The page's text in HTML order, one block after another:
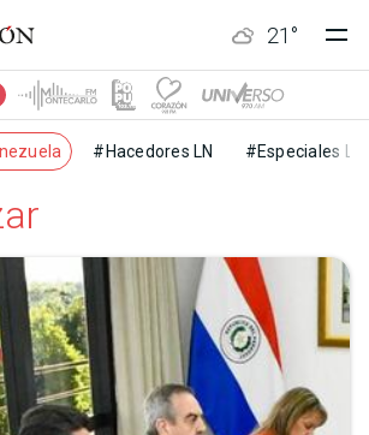
21 °
#Hacedores LN #Especiales LN